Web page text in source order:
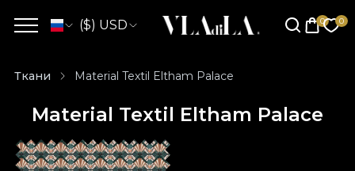
($) USD
Ткани Material Textil Eltham Palace
Material Textil Eltham Palace